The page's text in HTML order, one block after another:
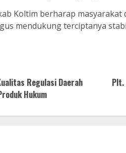
Koltim berharap
mendukung terciptanya
Regulasi Daerah
Hukum
Plt.